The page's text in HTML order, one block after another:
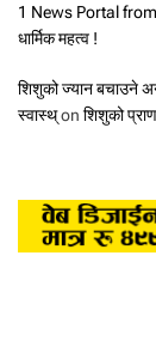
1 News Portal
धार्मिक महत्व !
शिशुको ज्यान बचाउने
स्वास्थ्on शिशुको